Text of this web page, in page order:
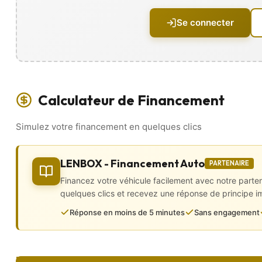
• Frein de parking manuel
• Peinture état proche du neuf
• Jante alliage 17 pouces
Intérieur
• Feux automatiques
• Regulateur et limitateur de vitesse
• Caméra de recul
• Volant 3 branches en cuir, multifonctions
• volant réglable en hauteur
• Sièges tissus
• Commande vocale
• Airbags (frontaux et latéraux)
Se connecter
Calculateur de Financement
Simulez votre financement en quelques clics
LENBOX - Financement Auto PARTENAIRE
Financez votre véhicule facilement avec notre
quelques clics et recevez une réponse de principe
Réponse en moins de 5 minutes Sans engagement